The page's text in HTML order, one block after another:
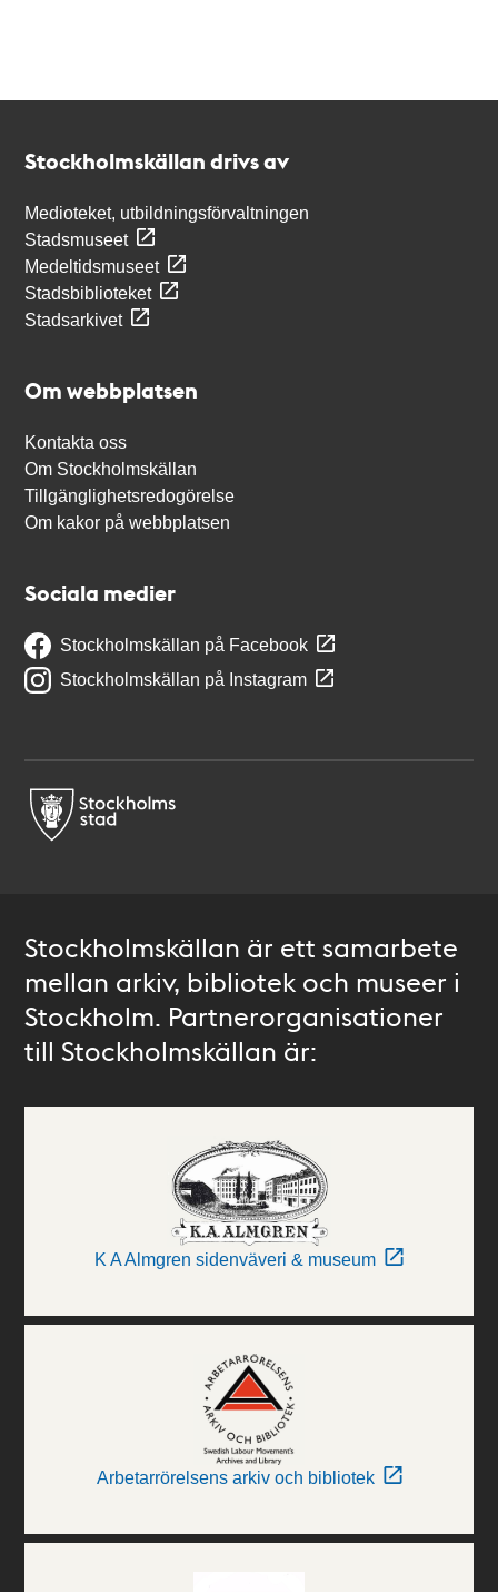
Stockholmskällan drivs av
Medioteket, utbildningsförvaltningen
Stadsmuseet
Medeltidsmuseet
Stadsbiblioteket
Stadsarkivet
Om webbplatsen
Kontakta oss
Om Stockholmskällan
Tillgänglighetsredogörelse
Om kakor på webbplatsen
Sociala medier
Stockholmskällan på Facebook
Stockholmskällan på Instagram
Stockholmskällan är ett samarbete
mellan arkiv, bibliotek och museer i
Stockholm. Partnerorganisationer
till Stockholmskällan är:
K A Almgren sidenväveri & museum
Arbetarrörelsens arkiv och bibliotek